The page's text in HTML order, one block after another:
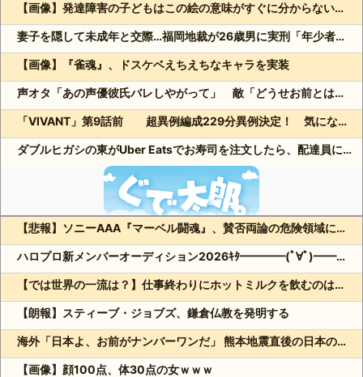
【画像】発達障害の子どもはこの絵の意味がすぐに分からないらしい
妻子を隠して未成年と交際…福岡地裁が26歳男に実刑「年少者の未熟さにつけ込んだ」
【画像】『雀魂』、ドスケベえちえちなキャラを実装
声オタ「あの声優彼氏バレしやがって」 敵「どうせお前とは付き合えないのにｗ」←これ
「VIVANT」第9話前 超異例編成229分異例決定！ 気になる「裏の裏」黒須（松坂桃李）飛び交う考察
ダブルヒガシの東がUber Eatsでお寿司を注文したら、配達員に全て食べられる!?
Powered by livedoor 相互RSS
【悲報】ソニーAAA『マーベル闘魂』、賛否両論の危険領域にｗｗｗｗｗｗ
ハロプロ新メンバーオーディション2026ｷﾀ━━━━(ﾟ∀ﾟ)━━━━!!
【では世界の一流は？】仕事終わりにホットミルクを飲むのは三流。瞑想するのは二流
【朗報】スティーブ・ジョブズ、鎌倉仏教を発明する
海外「日本よ、お前がナンバーワンだ」 熊本地震直後の日本の対応のスピードに世界が衝撃
【画像】顔100点、体30点の女ｗｗｗ